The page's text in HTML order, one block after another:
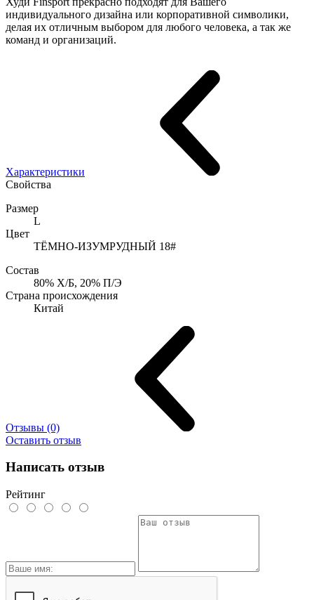
индивидуального дизайна или корпоративной символики,
делая их отличным выбором для любого человека, а так же
команд и организаций.
Характеристики
Свойства
Размер
L
Цвет
ТЁМНО-ИЗУМРУДНЫЙ 18#
Состав
80% Х/Б, 20% П/Э
Страна происхождения
Китай
Отзывы (0)
Оставить отзыв
Написать отзыв
Рейтинг